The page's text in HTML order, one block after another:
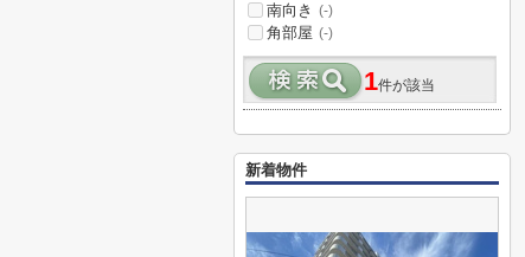
南向き (-)
角部屋 (-)
1件が該当
新着物件